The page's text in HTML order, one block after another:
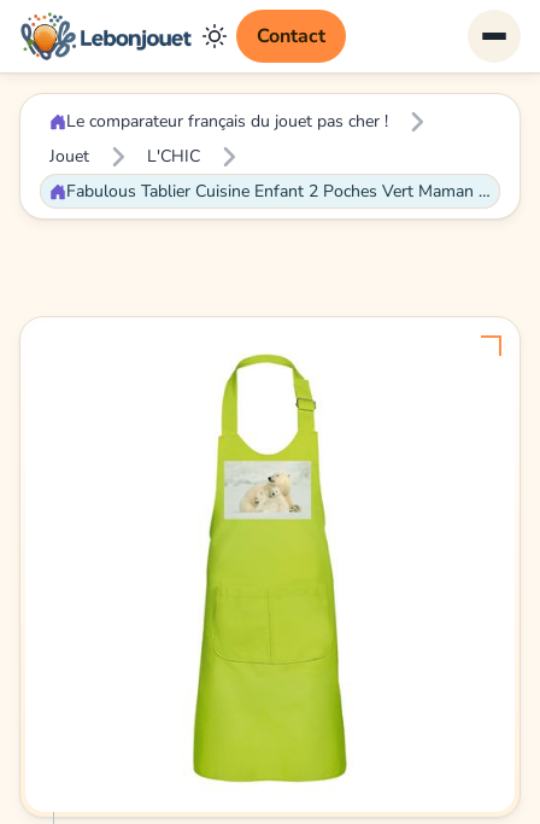
Contact
Le comparateur français du jouet pas cher !
Jouet
L'CHIC
Fabulous Tablier Cuisine Enfant 2 Poches Vert Maman Ours Polaire et Ses Oursons - Haut de gamme